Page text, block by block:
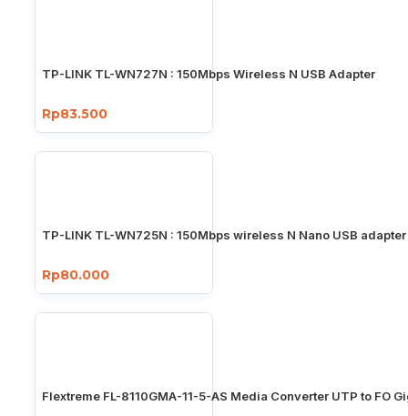
TP-LINK TL-WN727N : 150Mbps Wireless N USB Adapter
Rp83.500
TP-LINK TL-WN725N : 150Mbps wireless N Nano USB adapter
Rp80.000
Flextreme FL-8110GMA-11-5-AS Media Converter UTP to FO